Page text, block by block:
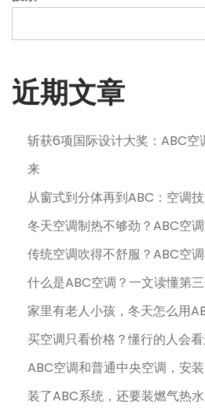
分
页
近期文章
斩获6项国际设计大奖：ABC空
来
从窗式到分体再到ABC：空调
冬天空调制热不够劲？ABC空
传统空调吹得不舒服？ABC空
什么是ABC空调？一文读懂第
家里有老人小孩，冬天怎么用
买空调只看价格？懂行的人会
ABC空调和普通中央空调，安
装了ABC系统，还要装燃气热